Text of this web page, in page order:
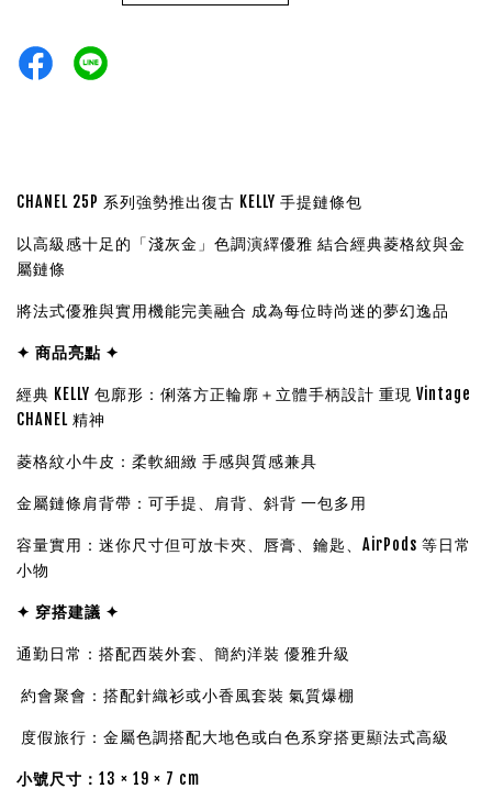
CHANEL 25P 系列強勢推出復古 KELLY 手提鏈條包
以高級感十足的「淺灰金」色調演繹優雅 結合經典菱格紋與金
屬鏈條
將法式優雅與實用機能完美融合 成為每位時尚迷的夢幻逸品
✦ 商品亮點 ✦
經典 KELLY 包廓形：俐落方正輪廓＋立體手柄設計 重現 Vintage
CHANEL 精神
菱格紋小牛皮：柔軟細緻 手感與質感兼具
金屬鏈條肩背帶：可手提、肩背、斜背 一包多用
容量實用：迷你尺寸但可放卡夾、唇膏、鑰匙、AirPods 等日常
小物
✦ 穿搭建議 ✦
通勤日常：搭配西裝外套、簡約洋裝 優雅升級
約會聚會：搭配針織衫或小香風套裝 氣質爆棚
度假旅行：金屬色調搭配大地色或白色系穿搭更顯法式高級
小號尺寸： 13 × 19 × 7 cm